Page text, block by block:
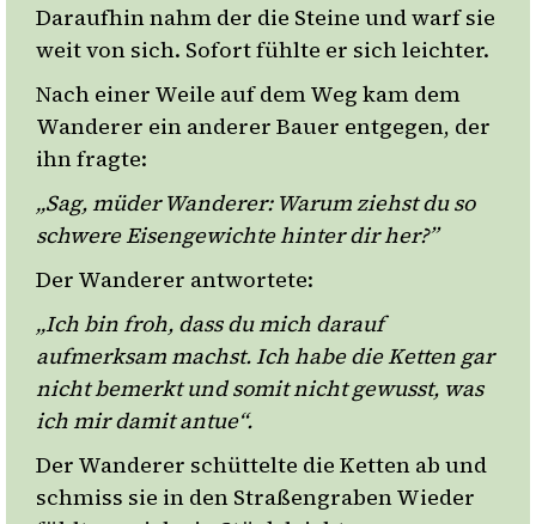
Daraufhin nahm der die Steine und warf sie
weit von sich. Sofort fühlte er sich leichter.
Nach einer Weile auf dem Weg kam dem
Wanderer ein anderer Bauer entgegen, der
ihn fragte:
„Sag, müder Wanderer: Warum ziehst du so
schwere Eisengewichte hinter dir her?”
Der Wanderer antwortete:
„Ich bin froh, dass du mich darauf
aufmerksam machst. Ich habe die Ketten gar
nicht bemerkt und somit nicht gewusst, was
ich mir damit antue“.
Der Wanderer schüttelte die Ketten ab und
schmiss sie in den Straßengraben Wieder